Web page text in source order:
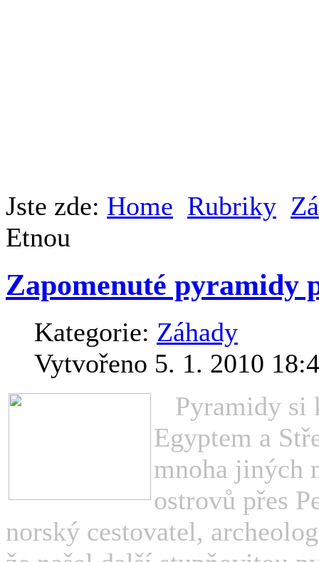
Jste zde: Home Rubriky
Etnou
Zapomenuté pyramidy
Kategorie: Záhady
Vytvořeno 5. 1. 2010
Pyramidy si
Egyptem a
mnoha jiných
ostrovů přes
norský cestovatel,